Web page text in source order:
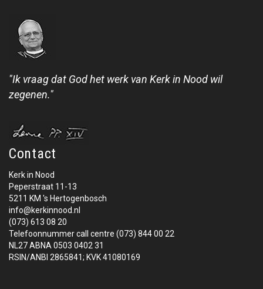
"Ik vraag dat God het werk van Kerk in Nood wil
zegenen."
Contact
Kerk in Nood
Peperstraat 11-13
5211 KM 's Hertogenbosch
info@kerkinnood.nl
(073) 613 08 20
Telefoonnummer call centre (073) 844 00 22
NL27 ABNA 0503 0402 31
RSIN/ANBI 2865841; KVK 41080169